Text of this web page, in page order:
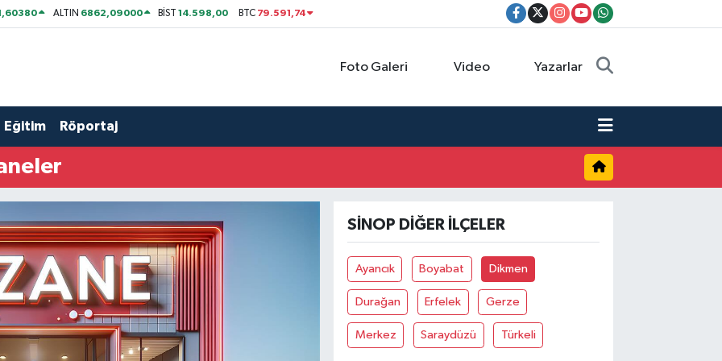
ALTIN 6862,09000 BİST14.598,00 BTC 79.591,74
Foto Galeri Video Yazarlar
Eğitim Röportaj
SINOP DIĞER İLÇELER
Ayancık Boyabat Dikmen
Durağan Erfelek Gerze
Merkez Saraydüzü Türkeli